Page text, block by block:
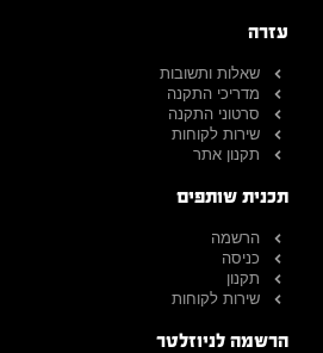
עזרה
שאלות ותשובות
מדריכי התקנה
סרטוני התקנה
שירות לקוחות
תקנון אתר
תכנית שותפים
הרשמה
כניסה
תקנון
שירות לקוחות
הרשמה לניוזלטר